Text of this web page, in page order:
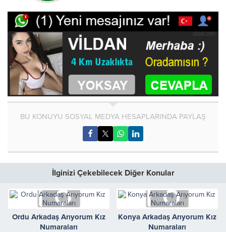
BU KONUYU SOSYAL MEDYA HESAPLARINDA PAYLAŞ
İlginizi Çekebilecek Diğer Konular
Ordu Arkadaş Arıyorum Kız
Numaraları
Konya Arkadaş Arıyorum Kız
Numaraları